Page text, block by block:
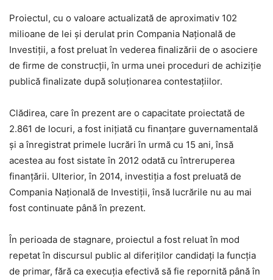
Proiectul, cu o valoare actualizată de aproximativ 102
milioane de lei și derulat prin Compania Națională de
Investiții, a fost preluat în vederea finalizării de o asociere
de firme de construcții, în urma unei proceduri de achiziție
publică finalizate după soluționarea contestațiilor.
Clădirea, care în prezent are o capacitate proiectată de
2.861 de locuri, a fost inițiată cu finanțare guvernamentală
și a înregistrat primele lucrări în urmă cu 15 ani, însă
acestea au fost sistate în 2012 odată cu întreruperea
finanțării. Ulterior, în 2014, investiția a fost preluată de
Compania Națională de Investiții, însă lucrările nu au mai
fost continuate până în prezent.
În perioada de stagnare, proiectul a fost reluat în mod
repetat în discursul public al diferiților candidați la funcția
de primar, fără ca execuția efectivă să fie repornită până în